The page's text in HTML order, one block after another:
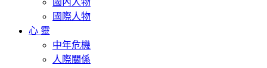
國內人物
國際人物
心 靈
中年危機
人際關係